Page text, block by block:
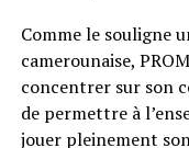
Comme le souligne
camerounaise,
concentrer sur son
de permettre à
jouer pleinement